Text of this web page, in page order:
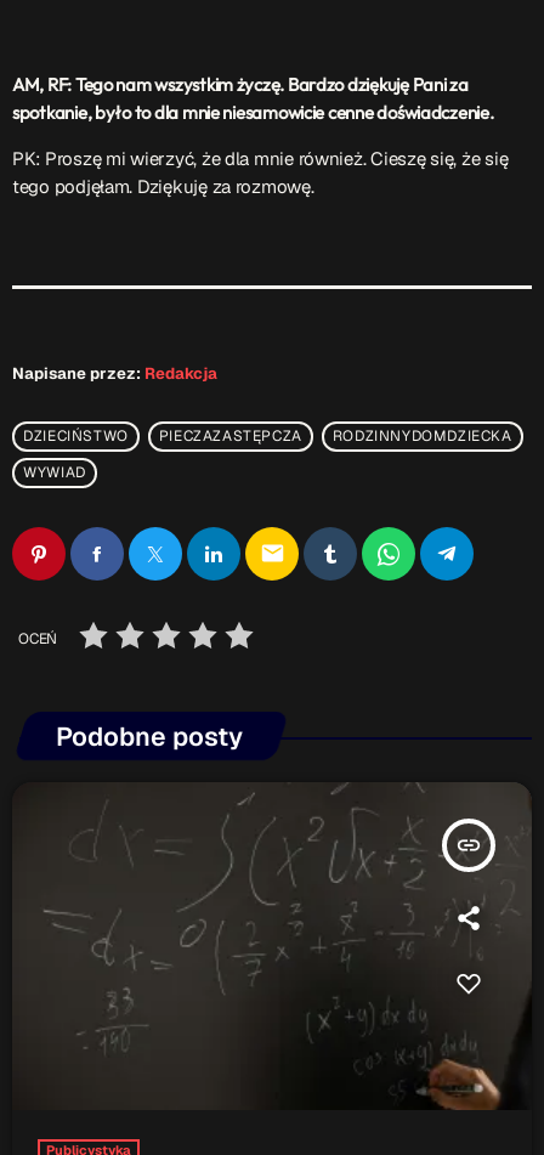
AM, RF: Tego nam wszystkim życzę. Bardzo dziękuję Pani za
spotkanie, było to dla mnie niesamowicie cenne doświadczenie.
PK: Proszę mi wierzyć, że dla mnie również. Cieszę się, że się
tego podjęłam. Dziękuję za rozmowę.
Napisane przez: Redakcja
DZIECIŃSTWO PIECZAZASTĘPCZA
RODZINNYDOMDZIECKA
WYWIAD
email
OCEŃ
Podobne posty
insert_link
Publicystyka